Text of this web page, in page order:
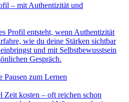
– mit Authentizität und
Profil entsteht, wenn Authentizität
wie du deine Stärken sichtbar
und mit Selbstbewusstsein
Gespräch.
zum Lernen
Zeit kosten – oft reichen schon